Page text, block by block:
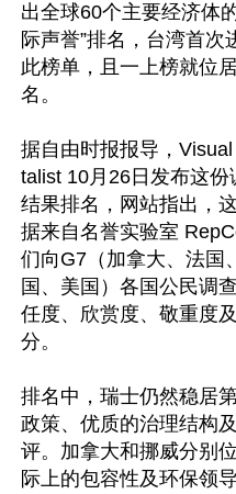
出全球60个主要经济体
际声誉”排名，台湾首次
此榜单，且一上榜就位
名。
据自由时报报导，
talist 10月26日发布这份
结果排名，网站指出，
据来自名誉实验室
们向G7（加拿大、法国
国、美国）各国公民调
任度、欣赏度、敬重度
分。
排名中，瑞士仍然稳居
政策、优质的治理结构
评。加拿大和挪威分别
际上的包容性及环保领